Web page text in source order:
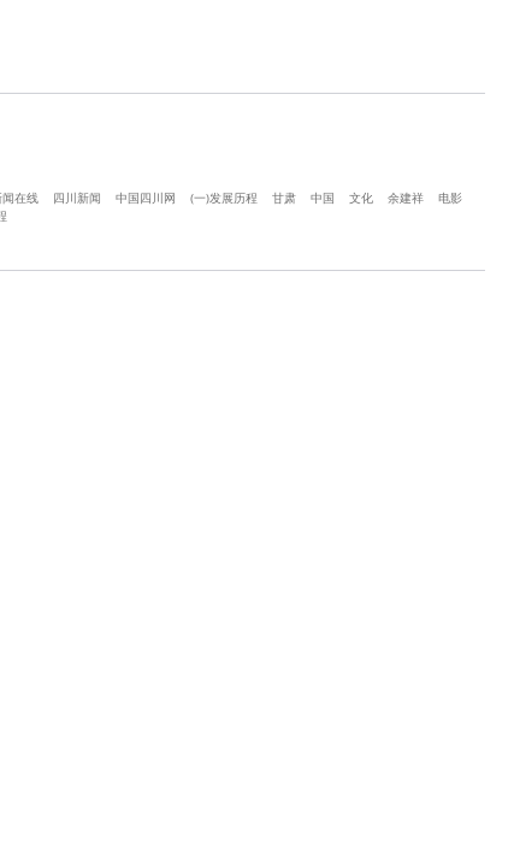
在线 四川新闻 中国四川网 (一)发展历程 甘肃 中国 文化 余建祥
电影